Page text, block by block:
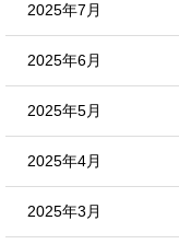
2025年7月
2025年6月
2025年5月
2025年4月
2025年3月